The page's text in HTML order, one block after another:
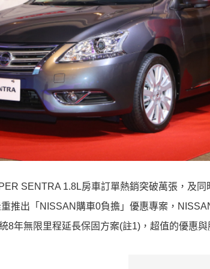
SENTRA 1.8L房車訂單熱銷突破萬張，及
推出「NISSAN購車0負擔」優惠專案，
8年無限里程延長保固方案(註1)，超值的優惠